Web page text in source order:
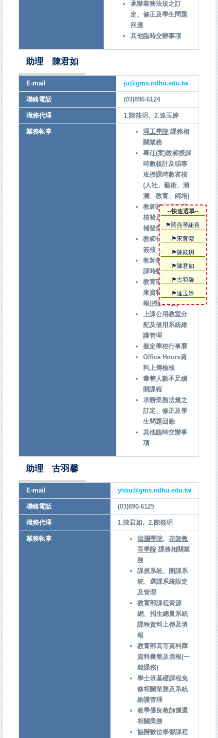
--快速選單--
⚑羅燕琴組長
⚑宋育縈
⚑陳筱玥
⚑陳君如
⚑古羽馨
⚑達玉婷
承辦業務法規之訂
定、修正及學生問題
回應
其他臨時交辦事項
助理 陳君如
E-mail ju@gms.ndhu.edu.tw
聯絡電話 (03)890-6124
職務代理 1.陳筱玥、2.達玉婷
業務執掌 理工學院 課務相
關業務
專任(案)教師授課
時數核計及碩專
班授課時數審核
(人社、藝術、洄
瀾、教育、師培)
教師超支鐘點費
核發及升等差額
補發業務
教師代課鐘點費
簽核
教師兼課(兼職)授
課時數查核會辦
教育部高等資料
庫資料彙整及填
報(授課時數)
上課公用教室分
配及借用系統維
護管理
擬定學校行事曆
Office Hours資
料上傳檢核
彙整人數不足續
開課程
承辦業務法規之
訂定、修正及學
生問題回應
其他臨時交辦事
項
助理 古羽馨
E-mail yhku@gms.ndhu.edu.tw
聯絡電話 (03)890-6125
職務代理 1.陳君如、2.陳筱玥
業務執掌 洄瀾學院、花師教
育學院 課務相關業
務
課規系統、開課系
統、選課系統設定
及管理
教育部課程資源
網、招生總量系統
課程資料上傳及填
報
教育部高等資料庫
資料彙整及填報(一
般課務)
學士班基礎課程免
修相關業務及系統
維護管理
教學優良教師遴選
相關業務
協辦數位學習課程